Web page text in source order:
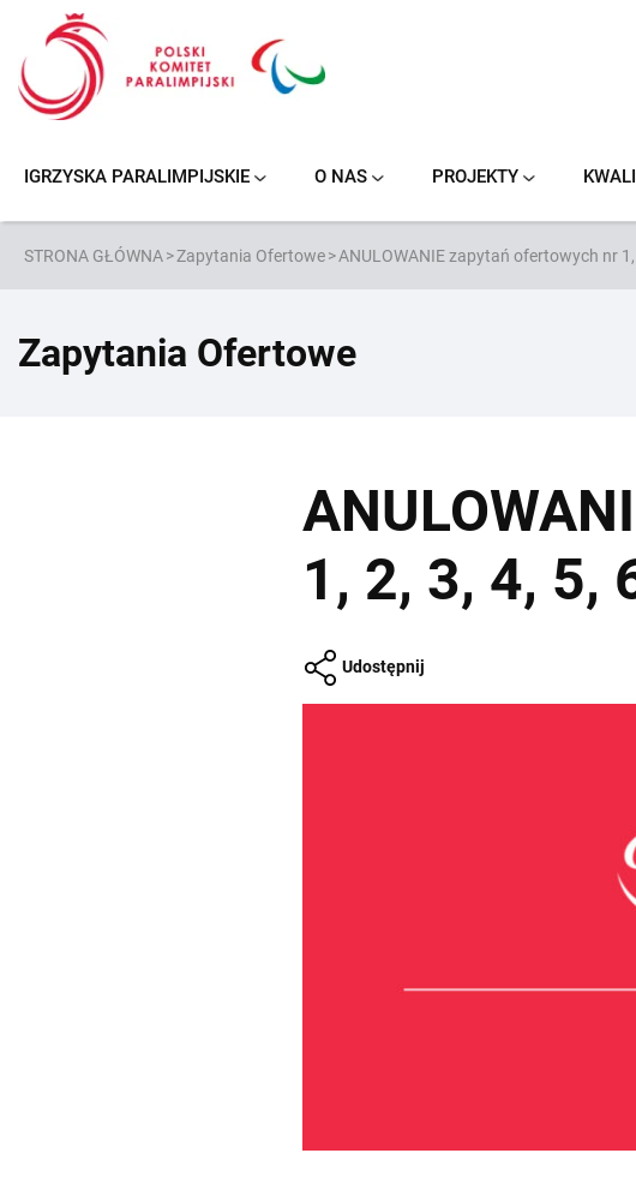
treści
IGRZYSKA PARALIMPIJSKIE O NAS PROJEKTY
STRONA GŁÓWNA>Zapytania Ofertowe>ANULOWANIE zapytań ofertowych nr 1,
Zapytania Ofertowe
1, 2, 3, 4, 5,
Udostępnij